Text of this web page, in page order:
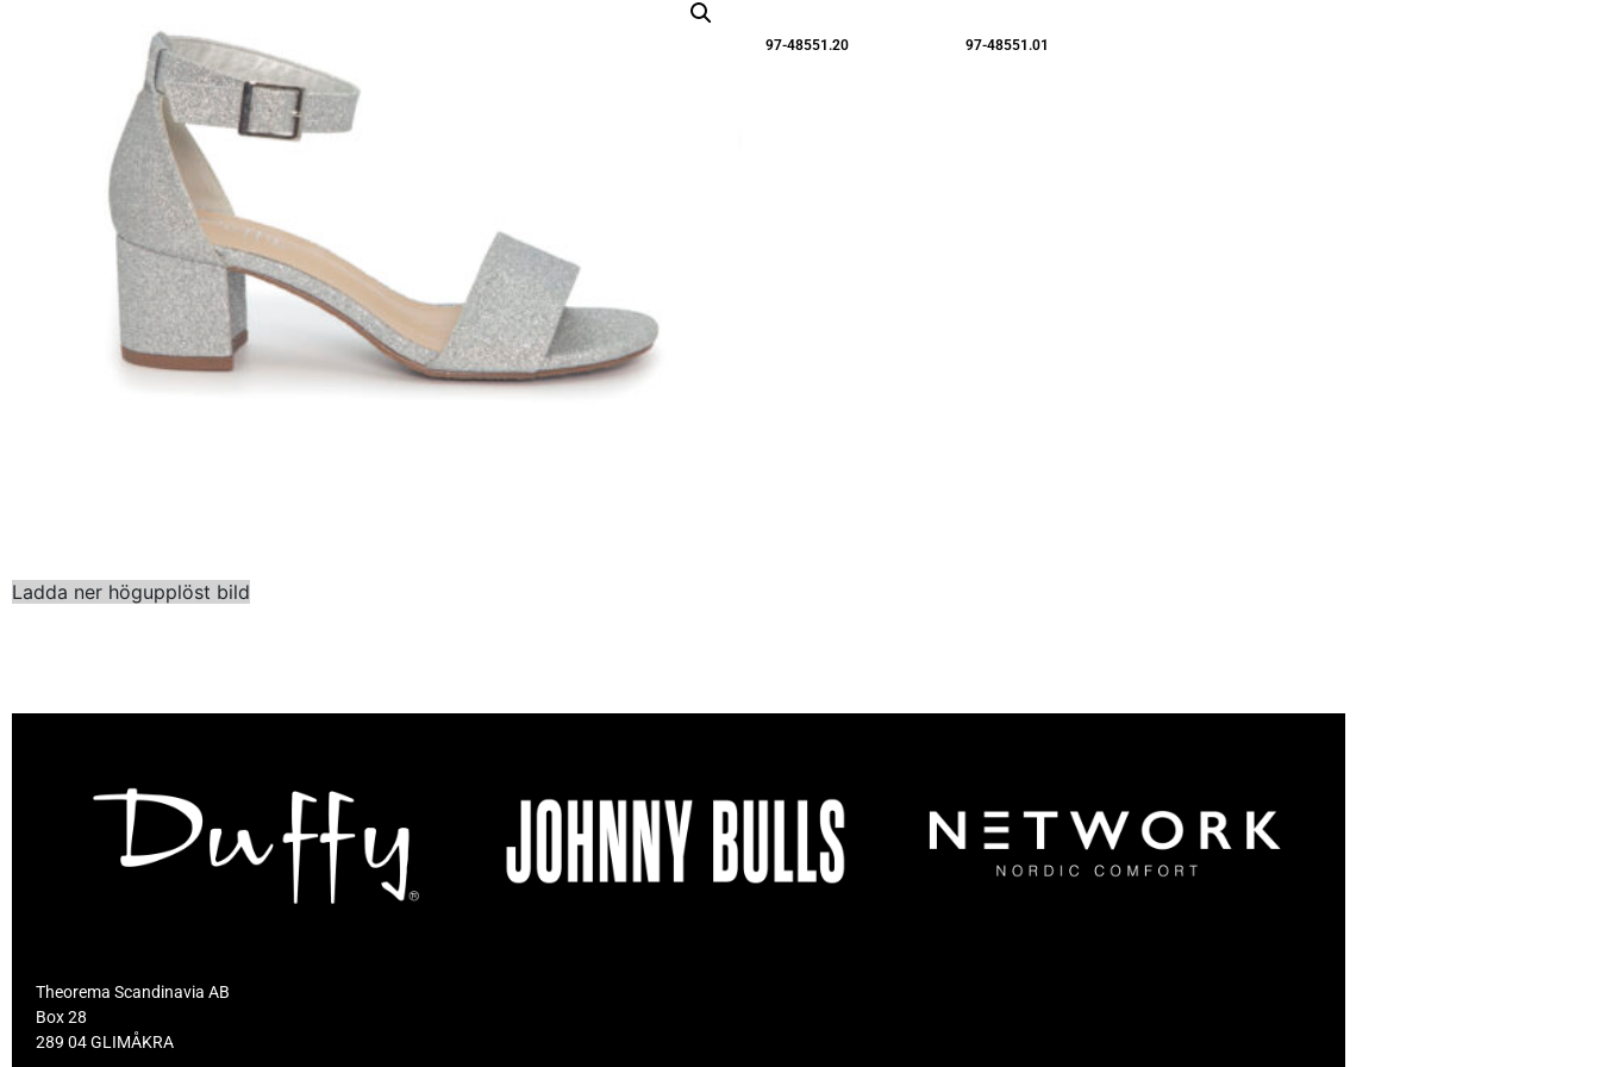
Ladda ner högupplöst bild
97-48551.20 97-48551.01
Theorema Scandinavia AB
Box 28
289 04 GLIMÅKRA